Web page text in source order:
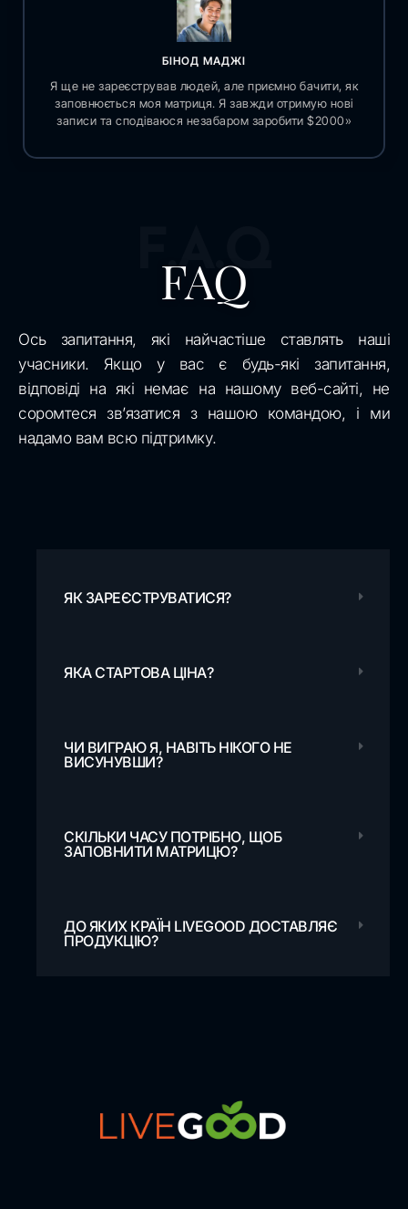
БІНОД МАДЖІ
Я ще не зареєстрував людей, але приємно бачити, як
заповнюється моя матриця. Я завжди отримую нові
записи та сподіваюся незабаром заробити $2000»
F.A.Q
FAQ
Ось запитання, які найчастіше ставлять наші
учасники. Якщо у вас є будь-які запитання,
відповіді на які немає на нашому веб-сайті, не
соромтеся зв’язатися з нашою командою, і ми
надамо вам всю підтримку.
ЯК ЗАРЕЄСТРУВАТИСЯ?
ЯКА СТАРТОВА ЦІНА?
ЧИ ВИГРАЮ Я, НАВІТЬ НІКОГО НЕ
ВИСУНУВШИ?
СКІЛЬКИ ЧАСУ ПОТРІБНО, ЩОБ
ЗАПОВНИТИ МАТРИЦЮ?
ДО ЯКИХ КРАЇН LIVEGOOD ДОСТАВЛЯЄ
ПРОДУКЦІЮ?